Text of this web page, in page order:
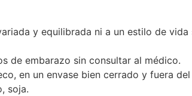
y equilibrada ni a un estilo de vida
de embarazo sin consultar al médico.
en un envase bien cerrado y fuera
soja.